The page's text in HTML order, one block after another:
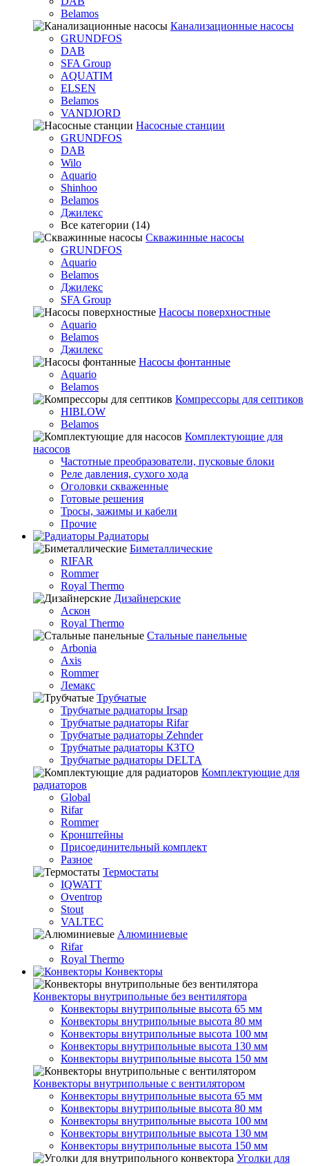
Belamos
Канализационные насосы
GRUNDFOS
DAB
SFA Group
AQUATIM
ELSEN
Belamos
VANDJORD
Насосные станции
GRUNDFOS
DAB
Wilo
Aquario
Shinhoo
Belamos
Джилекс
Все категории (14)
Скважинные насосы
GRUNDFOS
Aquario
Belamos
Джилекс
SFA Group
Насосы поверхностные
Aquario
Belamos
Джилекс
Насосы фонтанные
Aquario
Belamos
Компрессоры для септиков
HIBLOW
Belamos
Комплектующие для
насосов
Частотные преобразователи, пусковые блоки
Реле давления, сухого хода
Оголовки скваженные
Готовые решения
Тросы, зажимы и кабели
Прочие
Радиаторы
Биметаллические
RIFAR
Rommer
Royal Thermo
Дизайнерские
Аскон
Royal Thermo
Стальные панельные
Arbonia
Axis
Rommer
Лемакс
Трубчатые
Трубчатые радиаторы Irsap
Трубчатые радиаторы Rifar
Трубчатые радиаторы Zehnder
Трубчатые радиаторы КЗТО
Трубчатые радиаторы DELTA
Комплектующие для
радиаторов
Global
Rifar
Rommer
Кронштейны
Присоединительный комплект
Разное
Термостаты
IQWATT
Oventrop
Stout
VALTEC
Алюминиевые
Rifar
Royal Thermo
Конвекторы
Конвекторы внутрипольные без вентилятора
Конвекторы внутрипольные высота 65 мм
Конвекторы внутрипольные высота 80 мм
Конвекторы внутрипольные высота 100 мм
Конвекторы внутрипольные высота 130 мм
Конвекторы внутрипольные высота 150 мм
Конвекторы внутрипольные с вентилятором
Конвекторы внутрипольные высота 65 мм
Конвекторы внутрипольные высота 80 мм
Конвекторы внутрипольные высота 100 мм
Конвекторы внутрипольные высота 130 мм
Конвекторы внутрипольные высота 150 мм
Уголки для